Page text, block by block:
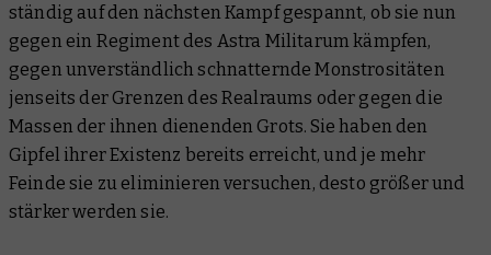
ständig auf den nächsten Kampf gespannt, ob sie nun
gegen ein Regiment des Astra Militarum kämpfen,
gegen unverständlich schnatternde Monstrositäten
jenseits der Grenzen des Realraums oder gegen die
Massen der ihnen dienenden Grots. Sie haben den
Gipfel ihrer Existenz bereits erreicht, und je mehr
Feinde sie zu eliminieren versuchen, desto größer und
stärker werden sie.